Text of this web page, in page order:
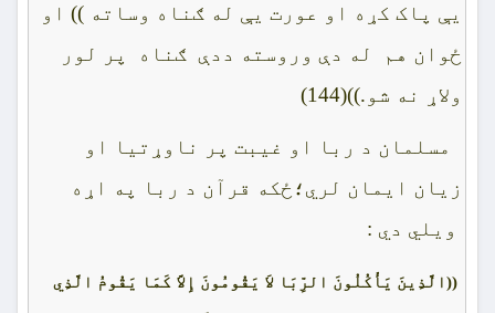
يې پاک کړه او عورت يې له ګناه وساته )) او
ځوان هم له دې وروسته ددې ګناه پر لور
ولاړ نه شو.))(144)
مسلمان د ربا او غيبت پر ناوړتيا او
زيان ايمان لري؛ځکه قرآن د ربا په اړه
ويلي دي :
((الَّذِينَ يَأْكُلُونَ الرِّبَا لاَ يَقُومُونَ إِلاَّ كَمَا يَقُومُ الَّذِي